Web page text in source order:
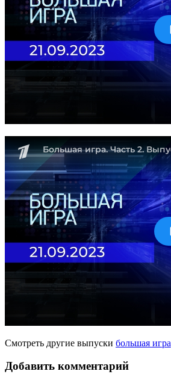
Смотреть другие выпуски большая игра
Добавить комментарий